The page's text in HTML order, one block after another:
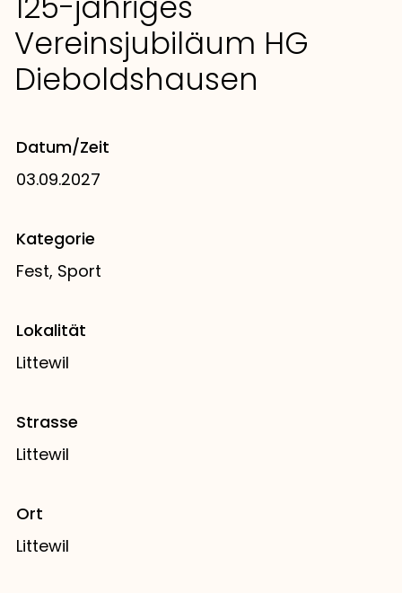
Vereinsjubiläum HG
Dieboldshausen
Datum/Zeit
03.09.2027
Kategorie
Fest, Sport
Lokalität
Littewil
Strasse
Littewil
Ort
Littewil